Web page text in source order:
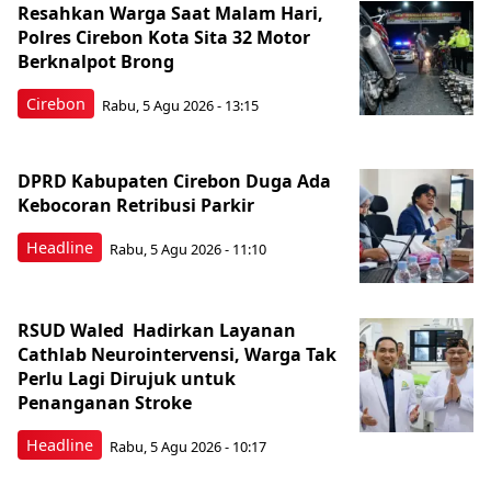
Cirebon
Resahkan Warga Saat Malam Hari,
Polres Cirebon Kota Sita 32 Motor
Berknalpot Brong
Rabu, 5 Agu 2026 - 13:15
Headline
DPRD Kabupaten Cirebon Duga Ada
Kebocoran Retribusi Parkir
Rabu, 5 Agu 2026 - 11:10
Headline
RSUD Waled Hadirkan Layanan
Cathlab Neurointervensi, Warga Tak
Perlu Lagi Dirujuk untuk
Penanganan Stroke
Rabu, 5 Agu 2026 - 10:17